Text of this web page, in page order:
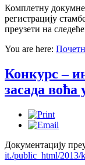
Комплетну
регистрацију
преузети на
You are here:
Конкурс –
засада воћа
Документацију
it./public_html/2013/